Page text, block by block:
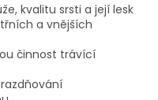
kvalitu srsti a její lesk
a vnějších
činnost trávící